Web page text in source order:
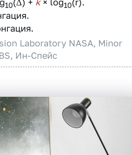
10 10
Laboratory NASA, Minor
Ин-Спейс